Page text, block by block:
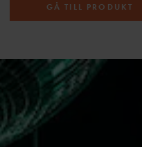
GÅ TILL PRODUKT